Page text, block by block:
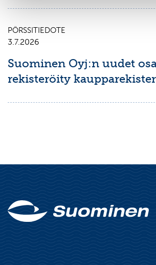
PÖRSSITIEDOTE
3.7.2026
Suominen Oyj:n uudet
rekisteröity